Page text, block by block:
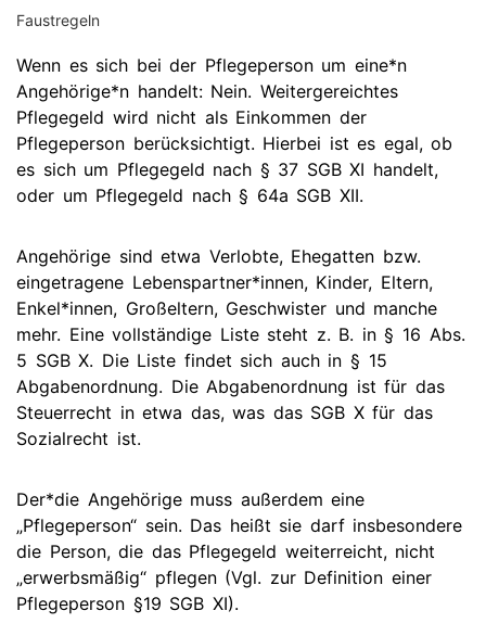
Faustregeln
Wenn es sich bei der Pflegeperson um eine*n
Angehörige*n handelt: Nein. Weitergereichtes
Pflegegeld wird nicht als Einkommen der
Pflegeperson berücksichtigt. Hierbei ist es egal, ob
es sich um Pflegegeld nach § 37 SGB XI handelt,
oder um Pflegegeld nach § 64a SGB XII.
Angehörige sind etwa Verlobte, Ehegatten bzw.
eingetragene Lebenspartner*innen, Kinder, Eltern,
Enkel*innen, Großeltern, Geschwister und manche
mehr. Eine vollständige Liste steht z. B. in § 16 Abs.
5 SGB X. Die Liste findet sich auch in § 15
Abgabenordnung. Die Abgabenordnung ist für das
Steuerrecht in etwa das, was das SGB X für das
Sozialrecht ist.
Der*die Angehörige muss außerdem eine
„Pflegeperson“ sein. Das heißt sie darf insbesondere
die Person, die das Pflegegeld weiterreicht, nicht
„erwerbsmäßig“ pflegen (Vgl. zur Definition einer
Pflegeperson §19 SGB XI).